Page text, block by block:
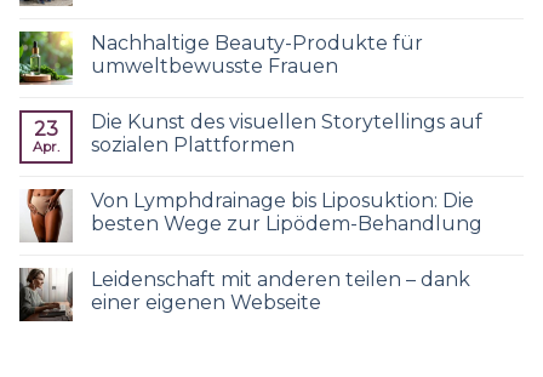
Nachhaltige Beauty-Produkte für
umweltbewusste Frauen
23
Apr.
Die Kunst des visuellen Storytellings auf
sozialen Plattformen
Von Lymphdrainage bis Liposuktion: Die
besten Wege zur Lipödem-Behandlung
Leidenschaft mit anderen teilen – dank
einer eigenen Webseite